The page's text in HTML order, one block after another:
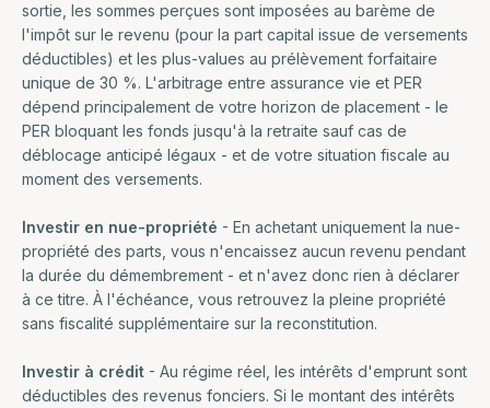
sortie, les sommes perçues sont imposées au barème de
l'impôt sur le revenu (pour la part capital issue de versements
déductibles) et les plus-values au prélèvement forfaitaire
unique de 30 %. L'arbitrage entre assurance vie et PER
dépend principalement de votre horizon de placement - le
PER bloquant les fonds jusqu'à la retraite sauf cas de
déblocage anticipé légaux - et de votre situation fiscale au
moment des versements.
Investir en nue-propriété - En achetant uniquement la nue-
propriété des parts, vous n'encaissez aucun revenu pendant
la durée du démembrement - et n'avez donc rien à déclarer
à ce titre. À l'échéance, vous retrouvez la pleine propriété
sans fiscalité supplémentaire sur la reconstitution.
Investir à crédit - Au régime réel, les intérêts d'emprunt sont
déductibles des revenus fonciers. Si le montant des intérêts